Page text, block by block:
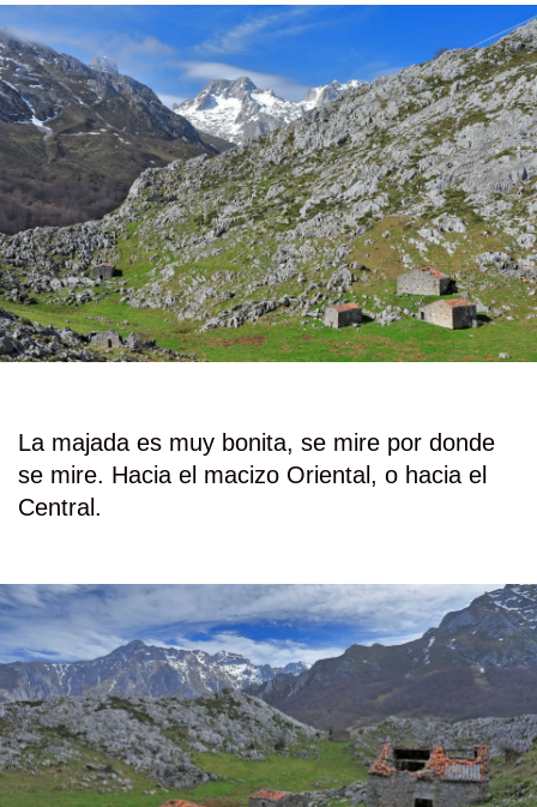
La majada es muy bonita, se mire por donde
se mire. Hacia el macizo Oriental, o hacia el
Central.